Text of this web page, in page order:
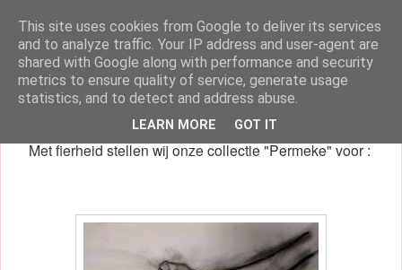
klasblog van juf Dorien
Met fierheid stellen wij onze collectie "Permeke" voor :
This site uses cookies from Google to deliver its services
and to analyze traffic. Your IP address and user-agent are
shared with Google along with performance and security
metrics to ensure quality of service, generate usage
statistics, and to detect and address abuse.
LEARN MORE GOT IT